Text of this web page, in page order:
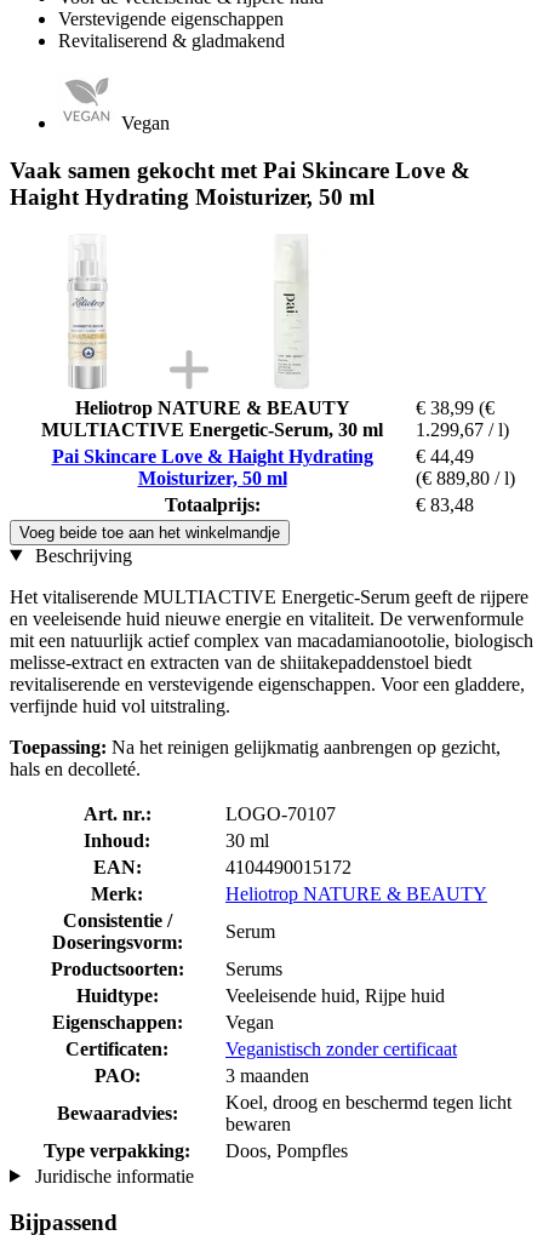
Verstevigende eigenschappen
Revitaliserend & gladmakend
Vegan
Vaak samen gekocht met Pai Skincare Love &
Haight Hydrating Moisturizer, 50 ml
Heliotrop NATURE & BEAUTY
MULTIACTIVE Energetic-Serum, 30 ml
€ 38,99 (€
1.299,67 / l)
Pai Skincare Love & Haight Hydrating
Moisturizer, 50 ml
€ 44,49
(€ 889,80 / l)
Totaalprijs:
€ 83,48
Voeg beide toe aan het winkelmandje
Beschrijving
Het vitaliserende MULTIACTIVE Energetic-Serum geeft de rijpere
en veeleisende huid nieuwe energie en vitaliteit. De verwenformule
mit een natuurlijk actief complex van macadamianootolie, biologisch
melisse-extract en extracten van de shiitakepaddenstoel biedt
revitaliserende en verstevigende eigenschappen. Voor een gladdere,
verfijnde huid vol uitstraling.
Toepassing: Na het reinigen gelijkmatig aanbrengen op gezicht,
hals en decolleté.
Art. nr.:
LOGO-70107
Inhoud:
30 ml
EAN:
4104490015172
Merk:
Heliotrop NATURE & BEAUTY
Consistentie /
Doseringsvorm:
Serum
Productsoorten:
Serums
Huidtype:
Veeleisende huid, Rijpe huid
Eigenschappen:
Vegan
Certificaten:
Veganistisch zonder certificaat
PAO:
3 maanden
Bewaaradvies:
Koel, droog en beschermd tegen licht
bewaren
Type verpakking:
Doos, Pompfles
Juridische informatie
Bijpassend